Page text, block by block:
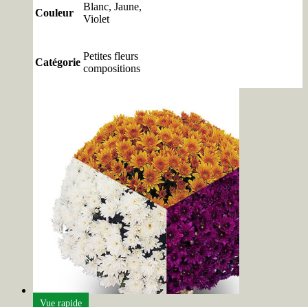
Couleur
Blanc, Jaune,
Violet
Catégorie
Petites fleurs
compositions
Vue rapide